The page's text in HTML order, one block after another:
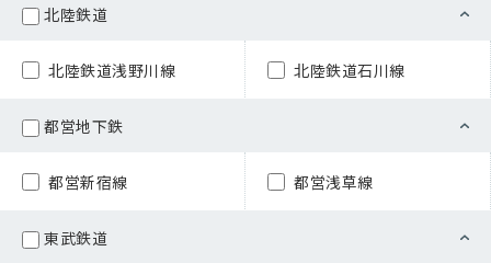
北陸鉄道
北陸鉄道浅野川線 北陸鉄道石川線
都営地下鉄
都営新宿線 都営浅草線
東武鉄道